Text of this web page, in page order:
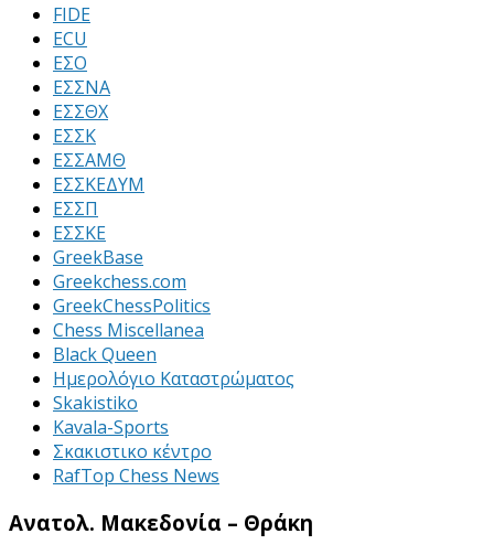
FIDE
ECU
ΕΣΟ
ΕΣΣΝΑ
ΕΣΣΘΧ
ΕΣΣΚ
ΕΣΣΑΜΘ
ΕΣΣΚΕΔΥΜ
ΕΣΣΠ
ΕΣΣΚΕ
GreekBase
Greekchess.com
GreekChessPolitics
Chess Miscellanea
Black Queen
Ημερολόγιο Καταστρώματος
Skakistiko
Kavala-Sports
Σκακιστικο κέντρο
RafTop Chess News
Ανατολ. Μακεδονία – Θράκη